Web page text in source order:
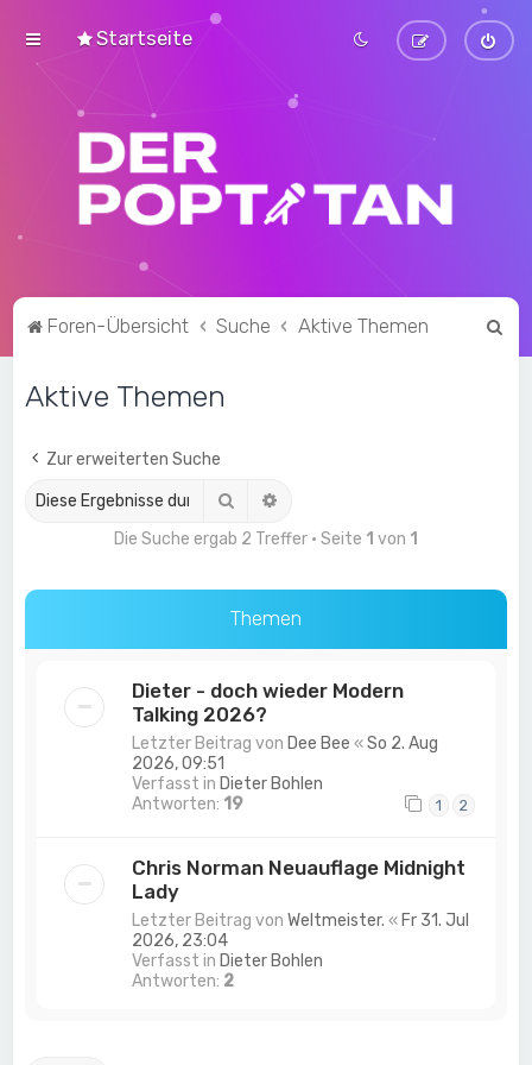
Startseite
Foren-Übersicht Suche Aktive Themen
Aktive Themen
Zur erweiterten Suche
Suche
Die Suche ergab 2 Treffer • Seite 1 von 1
Themen
Dieter - doch wieder Modern
Talking 2026?
Letzter Beitrag von Dee Bee «So 2. Aug
2026, 09:51
Verfasst in Dieter Bohlen
Antworten: 19 1 2
Chris Norman Neuauflage Midnight
Lady
Letzter Beitrag vonWeltmeister. « Fr 31. Jul
2026, 23:04
Verfasst in Dieter Bohlen
Antworten: 2